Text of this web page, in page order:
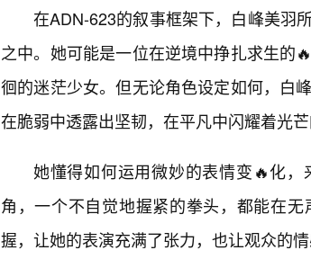
在ADN-623的叙事框架下，白峰美羽
之中。她可能是一位在逆境中挣扎求生的
徊的迷茫少女。但无论角色设定如何，白
在脆弱中透露出坚韧，在平凡中闪耀着光芒
她懂得如何运用微妙的表情变🔥化
角，一个不自觉地握紧的拳头，都能在
握，让她的表演充满了张力，也让观众的